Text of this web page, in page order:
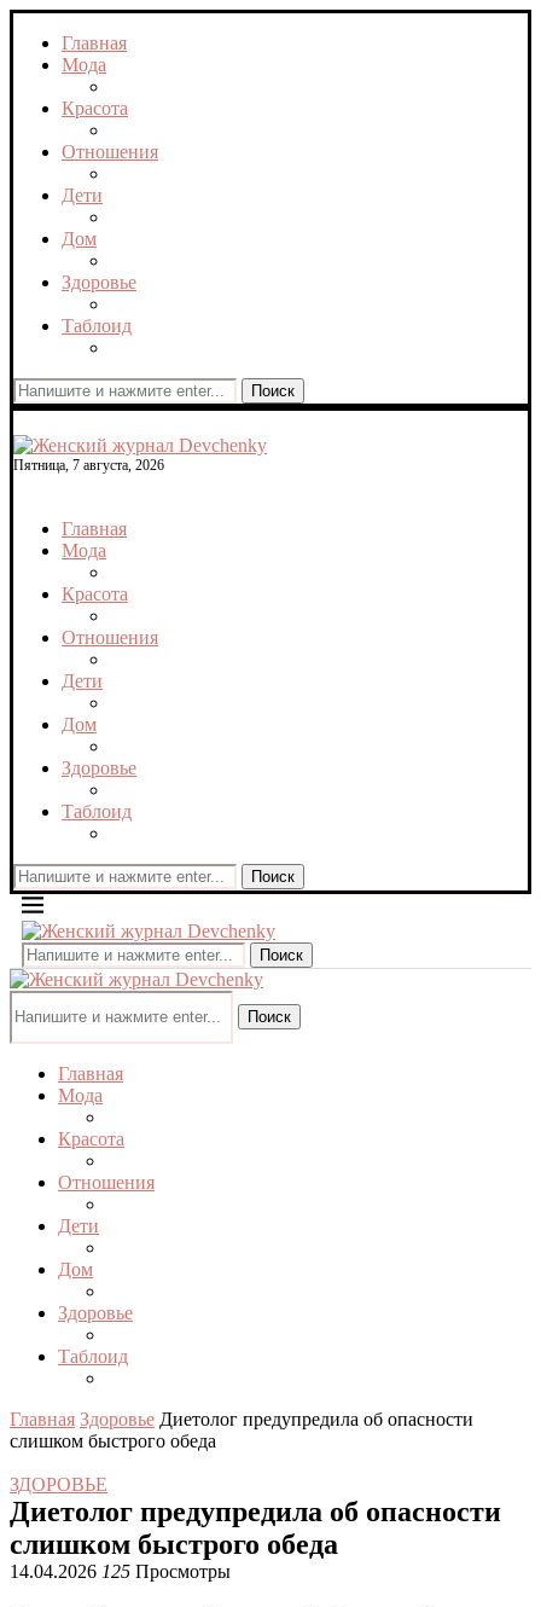
Главная
Мода
Красота
Отношения
Дети
Дом
Здоровье
Таблоид
Поиск
Пятница, 7 августа, 2026
Главная
Мода
Красота
Отношения
Дети
Дом
Здоровье
Таблоид
Поиск
Поиск
Поиск
Главная
Мода
Красота
Отношения
Дети
Дом
Здоровье
Таблоид
Главная Здоровье Диетолог предупредила об опасности
слишком быстрого обеда
ЗДОРОВЬЕ
Диетолог предупредила об опасности
слишком быстрого обеда
14.04.2026 125 Просмотры